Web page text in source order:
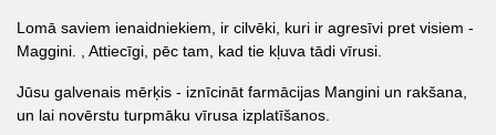
Lomā saviem ienaidniekiem, ir cilvēki, kuri ir agresīvi pret visiem -
Maggini. , Attiecīgi, pēc tam, kad tie kļuva tādi vīrusi.
Jūsu galvenais mērķis - iznīcināt farmācijas Mangini un rakšana,
un lai novērstu turpmāku vīrusa izplatīšanos.